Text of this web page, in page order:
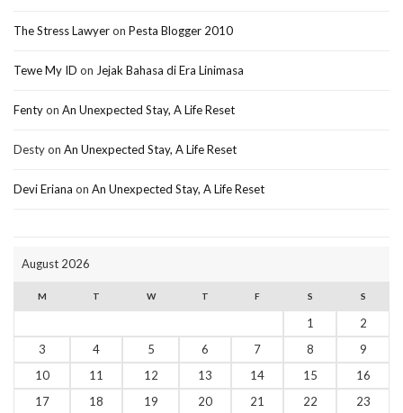
The Stress Lawyeron Pesta Blogger 2010
Tewe My ID on Jejak Bahasa di Era Linimasa
Fentyon An Unexpected Stay, A Life Reset
Destyon An Unexpected Stay, A Life Reset
Devi Eriana on An Unexpected Stay, A Life Reset
August 2026
M T W T F S S
1
2
3
4 5 6 7 8
9
10
11 12 13 14 15
16
17
18 19 20 21 22
23